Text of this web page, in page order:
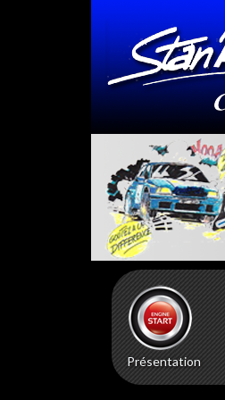
Présentation